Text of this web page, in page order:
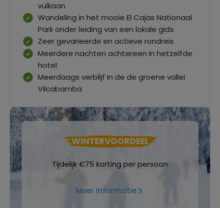
vulkaan
Wandeling in het mooie El Cajas Nationaal
Park onder leiding van een lokale gids
Zeer gevarieerde en actieve rondreis
Meerdere nachten achtereen in hetzelfde
hotel
Meerdaags verblijf in de de groene vallei
Vilcabamba
WINTERVOORDEEL
Tijdelijk €75 korting per persoon
Meer informatie